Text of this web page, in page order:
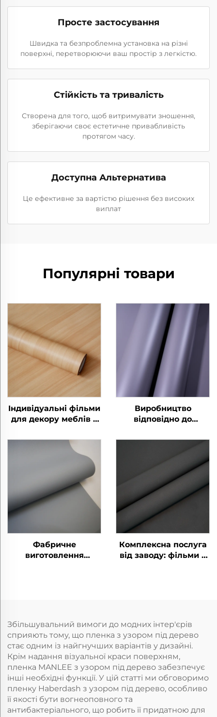
Просте застосування
Швидка та безпроблемна установка на різні
поверхні, перетворюючи ваш простір з легкістю.
Стійкість та тривалість
Створена для того, щоб витримувати зношення,
зберігаючи своє естетичне привабливість
протягом часу.
Доступна Альтернатива
Це ефективне за вартістю рішення без високих
виплат
Популярні товари
Індивідуальні фільми
для декору меблів з
волокнистими
узорами під дерево
спальни, гостиній,
кухні та шаф
Виробництво
відповідно до
екологічно чистих і
для домашнього
офісу, готелів з
узорами під дерево
Фабричне
виготовлення
Комплексна послуга
від заводу: фільми з
Збільшувальний вимоги до модних інтер'єрів
сприяють тому, що пленка з узором під дерево
стає одним із найгнучших варіантів у дизайні.
Крім надання візуальної краси поверхням,
пленка MANLEE з узором під дерево забезпечує
інші необхідні функції. У цій статті ми обговоримо
пленку Haberdash з узором під дерево, особливо
її якості бути вогнеоповного та
антибактеріального, що робить її придатною для